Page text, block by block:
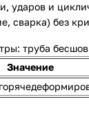
ударов и
сварка) без
труба
Значение